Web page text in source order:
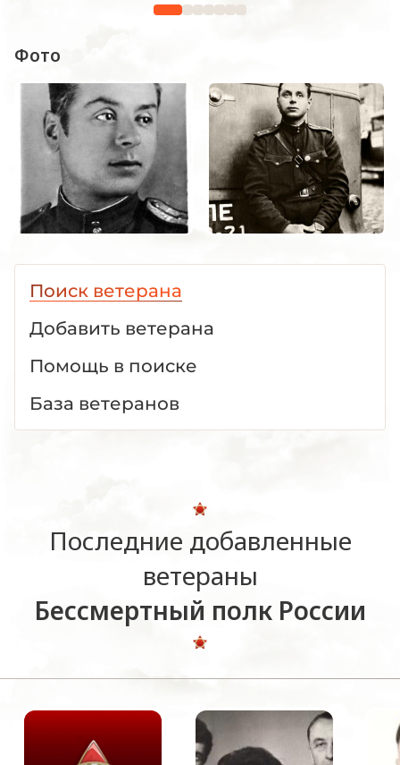
Фото
Поиск ветерана
Добавить ветерана
Помощь в поиске
База ветеранов
Последние добавленные
ветераны
Бессмертный полк России